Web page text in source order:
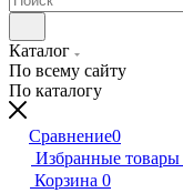
Каталог
По всему сайту
По каталогу
Сравнение0
Избранные товары
Корзина 0